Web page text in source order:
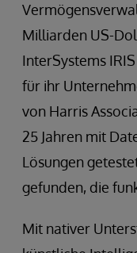
Milliarden US-
InterSystems
für ihr
von Harris
25 Jahren mit
Lösungen
gefunden, die
Mit nativer